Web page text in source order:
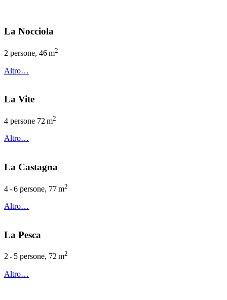
La Nocciola
2 persone, 46 m2
Altro…
La Vite
4 persone 72 m2
Altro…
La Castagna
4 - 6 persone, 77 m2
Altro…
La Pesca
2 - 5 persone, 72 m2
Altro…